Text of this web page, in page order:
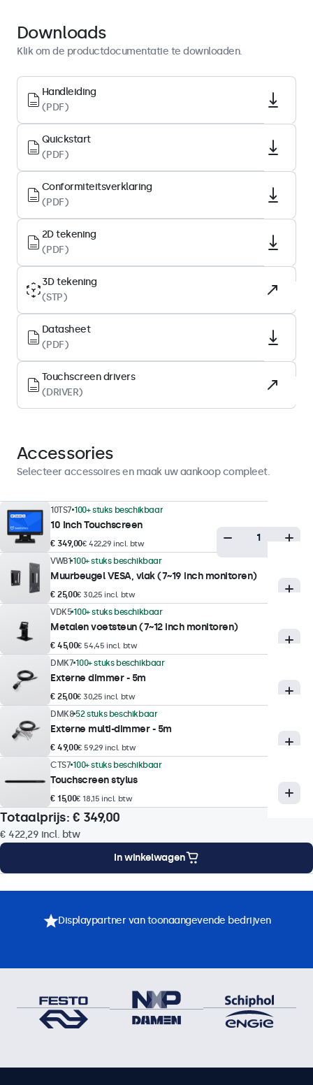
Display-architectuur
Beeldverhouding
16:10 (16:9, 4:3 instelbaar)
Native resolutie
1920 x 1200
Pixels per inch
224 PPI
Schermdiagonaal
10.1 inch (258 mm)
Type paneel
IPS-LCD
Backlight
LED
Oppervlak
Gehard glas
Ondersteunde oriëntatie
Maximale helderheid
Minimale helderheid
1 nit
Contrast
1500:1
Kijkhoek
178° horizontaal, 178° verticaal
Reactietijd
10 ms
Ondersteunde resoluties
1920 x 1200 (max), 640 x 480 (min)
Touchtechnologie
Touch technologie
Capacitief
Aanraakpunten
10-punts (multitouch)
Touch bediening
Ondersteuning voor gebaren
Touchdrivers
Download touchscreen drivers
Downloads
Klik om de productdocumentatie te downloaden.
Handleiding
(PDF)
Quickstart
(PDF)
Conformiteitsverklaring
(PDF)
2D tekening
(PDF)
3D tekening
(STP)
Datasheet
(PDF)
Touchscreen drivers
(DRIVER)
Accessories
Selecteer accessoires en maak uw aankoop compleet.
10TS7 100+ stuks beschikbaar
10 Inch Touchscreen
€ 349,00€ 422,29 incl. btw
VWB1 100+ stuks beschikbaar
Muurbeugel VESA, vlak (7~19 inch monitoren)
€ 25,00€ 30,25 incl. btw
VDK5 100+ stuks beschikbaar
Metalen voetsteun (7~12 inch monitoren)
€ 45,00€ 54,45 incl. btw
DMK7 100+ stuks beschikbaar
Externe dimmer - 5m
€ 25,00€ 30,25 incl. btw
DMK8 52 stuks beschikbaar
Externe multi-dimmer - 5m
€ 49,00€ 59,29 incl. btw
CTS7 100+ stuks beschikbaar
Touchscreen stylus
€ 15,00€ 18,15 incl. btw
Totaalprijs: € 349,00
€ 422,29 incl. btw
In winkelwagen
Montageopties Specificaties Downloads Accessoires
Displaypartner van toonaangevende bedrijven